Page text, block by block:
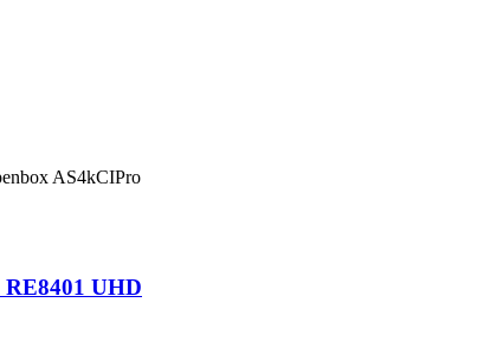
AS4kCIPro
RE8401 UHD